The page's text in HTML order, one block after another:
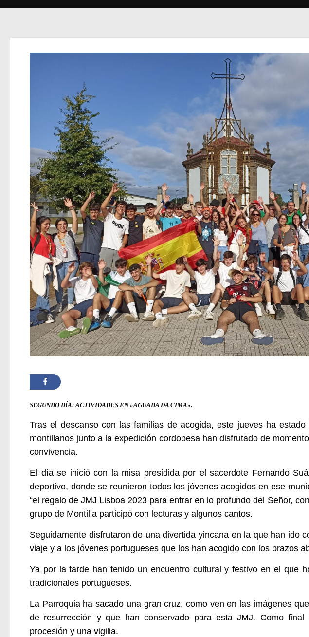
SEGUNDO DÍA: ACTIVIDADES EN «AGUADA DA CIMA».
Tras el descanso con las familias de acogida, este jueves ha
montillanos junto a la expedición cordobesa han disfrutado de
convivencia.
El día se inició con la misa presidida por el sacerdote Fernando
deportivo, donde se reunieron todos los jóvenes acogidos en ese
“el regalo de JMJ Lisboa 2023 para entrar en lo profundo del Señor,
grupo de Montilla participó con lecturas y algunos cantos.
Seguidamente disfrutaron de una divertida yincana en la que han ido
viaje y a los jóvenes portugueses que los han acogido con los brazos
Ya por la tarde han tenido un encuentro cultural y festivo en el que
tradicionales portugueses.
La Parroquia ha sacado una gran cruz, como ven en las imágenes
de resurrección y que han conservado para esta JMJ. Como
procesión y una vigilia.